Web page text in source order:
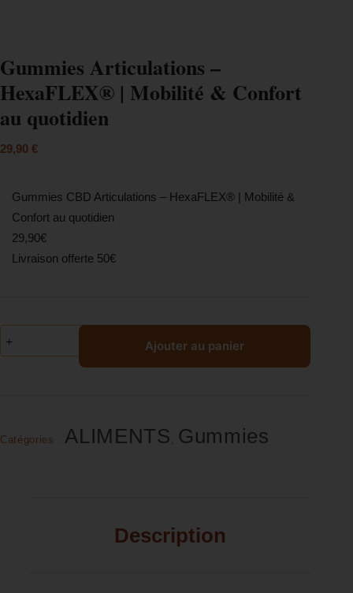
Gummies Articulations –
HexaFLEX® | Mobilité & Confort
au quotidien
29,90 €
Gummies CBD Articulations – HexaFLEX® | Mobilité &
Confort au quotidien
29,90€
Livraison offerte 50€
Ajouter au panier
Catégories :ALIMENTS , Gummies
Description